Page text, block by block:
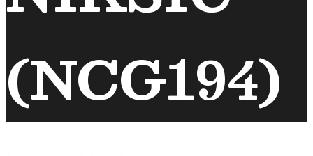
(NCG194)